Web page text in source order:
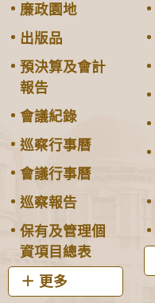
廉政園地
出版品
預決算及會計
報告
會議紀錄
巡察行事曆
會議行事曆
巡察報告
保有及管理個
資項目總表
更多